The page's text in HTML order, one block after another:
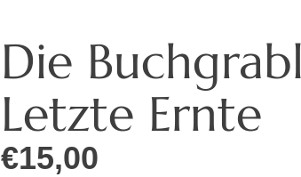
Die
Letzte Ernte
€15,00